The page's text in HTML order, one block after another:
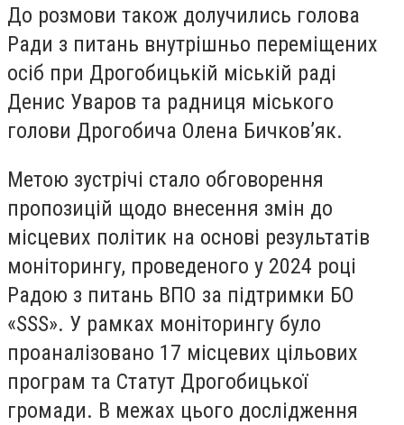
До розмови також долучились голова
Ради з питань внутрішньо переміщених
осіб при Дрогобицькій міській раді
Денис Уваров та радниця міського
голови Дрогобича Олена Бичков’як.
Метою зустрічі стало обговорення
пропозицій щодо внесення змін до
місцевих політик на основі результатів
моніторингу, проведеного у 2024 році
Радою з питань ВПО за підтримки БО
«SSS». У рамках моніторингу було
проаналізовано 17 місцевих цільових
програм та Статут Дрогобицької
громади. В межах цього дослідження